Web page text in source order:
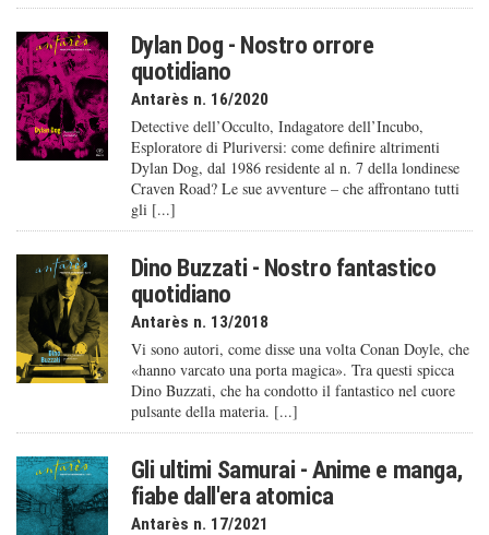
Dylan Dog - Nostro orrore
quotidiano
Antarès n. 16/2020
Detective dell’Occulto, Indagatore dell’Incubo,
Esploratore di Pluriversi: come definire altrimenti
Dylan Dog, dal 1986 residente al n. 7 della londinese
Craven Road? Le sue avventure – che affrontano tutti
gli [...]
Dino Buzzati - Nostro fantastico
quotidiano
Antarès n. 13/2018
Vi sono autori, come disse una volta Conan Doyle, che
«hanno varcato una porta magica». Tra questi spicca
Dino Buzzati, che ha condotto il fantastico nel cuore
pulsante della materia. [...]
Gli ultimi Samurai - Anime e manga,
fiabe dall'era atomica
Antarès n. 17/2021